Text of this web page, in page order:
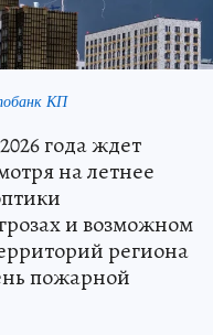
КП
года ждет
на летнее
и возможном
региона
пожарной